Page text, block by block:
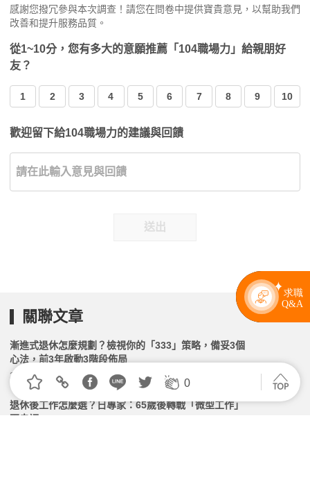
感謝您撥冗參與本次調查！請您在問卷中提供寶貴意見，以幫助我們
改善和提升服務品質。
從1~10分，您有多大的意願推薦「104職場力」給親朋好
友？
1 2 3 4 5 6 7 8 9 10
歡迎留下給104職場力的建議與回饋
送出
0
關聯文章
漸進式退休怎麼規劃？檢視你的「333」策略，備妥3個
心法，前3年啟動3階段佈局
2026.02.06 | 104小編 | 2045觀看數
退休後工作怎麼選？日專家：65歲後轉戰「微型工作」
更幸福